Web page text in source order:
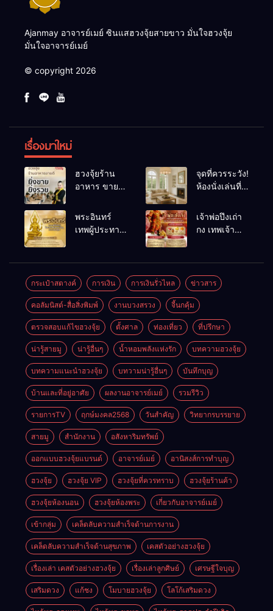
Ajanmay อาจารย์เมย์ ซินแสฮวงจุ้ยสายขาว มั่นใจฮวงจุ้ย
มั่นใจอาจารย์เมย์
© copyright 2026
เรื่องมาใหม่
ฮวงจุ้ยร้าน
อาหาร ขายดี
เคล็ดลับปรับ
ดวง ปรับร้าน
ให้ลูกค้าแน่น
จุดที่ควรระวัง!
ห้องนั่งเล่นที่
พลังชีวิต
พระอินทร์
เทพผู้ประทาน
เจ้าพ่อปึงเถ่า
กง เทพเจ้า
กระเป๋าสตางค์ การเงิน การเงินรั่วไหล ข่าวสาร
คอลัมนิสต์-สื่อสิ่งพิมพ์ งานบวงสรวง จี้นกคุ้ม
ตรวจสอบแก้ไขฮวงจุ้ย ตั้งศาล ท่องเที่ยว ที่ปรึกษา
น่ารู้สายมู น่ารู้อื่นๆ น้ำหอมพลังแห่งรัก บทความฮวงจุ้ย
บทความแนะนำฮวงจุ้ย บทวามน่ารู้อื่นๆ บันทึกบุญ
บ้านและที่อยู่อาศัย ผลงานอาจารย์เมย์ รวมรีวิว
รายการTV ฤกษ์มงคล2568 วันสำคัญ วิทยากรบรรยาย
สายมู สำนักงาน อสังหาริมทรัพย์
ออกแบบฮวงจุ้ยแบรนด์ อาจารย์เมย์ อานิสงส์การทำบุญ
ฮวงจุ้ย ฮวงจุ้ย VIP ฮวงจุ้ยที่ควรทราบ ฮวงจุ้ยร้านค้า
ฮวงจุ้ยห้องนอน ฮวงจุ้ยห้องพระ เกี่ยวกับอาจารย์เมย์
เข้ากลุ่ม เคล็ดลับความสำเร็จด้านการงาน
เคล็ดลับความสำเร็จด้านสุขภาพ เคสตัวอย่างฮวงจุ้ย
เรื่องเล่า เคสตัวอย่างฮวงจุ้ย เรื่องเล่าลูกศิษย์ เศรษฐีใจบุญ
เสริมดวง แก้ชง โมบายฮวงจุ้ย โลโก้เสริมดวง